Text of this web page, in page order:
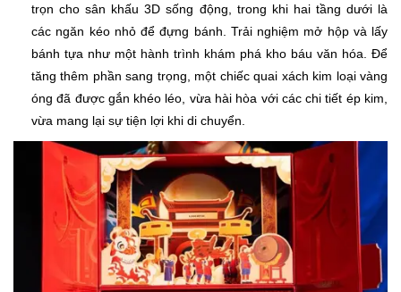
trọn cho sân khấu 3D sống động, trong khi hai tầng dưới là
các ngăn kéo nhỏ để đựng bánh. Trải nghiệm mở hộp và lấy
bánh tựa như một hành trình khám phá kho báu văn hóa. Để
tăng thêm phần sang trọng, một chiếc quai xách kim loại vàng
óng đã được gắn khéo léo, vừa hài hòa với các chi tiết ép kim,
vừa mang lại sự tiện lợi khi di chuyển.